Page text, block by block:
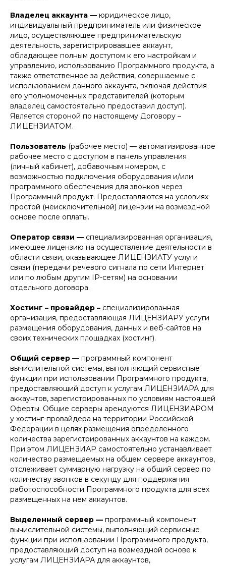
Владелец аккаунта — юридическое лицо,
индивидуальный предприниматель или физическое
лицо, осуществляющее предпринимательскую
деятельность, зарегистрировавшее аккаунт,
обладающее полным доступом к его настройкам и
управлению, использованию Программного продукта, а
также ответственное за действия, совершаемые с
использованием данного аккаунта, включая действия
его уполномоченных представителей (которым
владелец самостоятельно предоставил доступ).
Является стороной по настоящему Договору –
ЛИЦЕНЗИАТОМ.
Пользователь (рабочее место) — автоматизированное
рабочее место с доступом в панель управления
(личный кабинет), добавочным номером, с
возможностью подключения оборудования и/или
программного обеспечения для звонков через
Программный продукт. Предоставляются на условиях
простой (неисключительной) лицензии на возмездной
основе после оплаты.
Оператор связи — специализированная организация,
имеющее лицензию на осуществление деятельности в
области связи, оказывающее ЛИЦЕНЗИАТУ услуги
связи (передачи речевого сигнала по сети Интернет
или по любым другим IP-сетям) на основании
отдельного договора.
Хостинг – провайдер – специализированная
организация, предоставляющая ЛИЦЕНЗИАРУ услуги
размещения оборудования, данных и веб-сайтов на
своих технических площадках (хостинг).
Общий сервер — программный компонент
вычислительной системы, выполняющий сервисные
функции при использовании Программного продукта,
предоставляющий доступ к услугам ЛИЦЕНЗИАРА для
аккаунтов, зарегистрированных по условиям настоящей
Оферты. Общие серверы арендуются ЛИЦЕНЗИАРОМ
у хостинг-провайдера на территории Российской
Федерации в целях размещения определенного
количества зарегистрированных аккаунтов на каждом.
При этом ЛИЦЕНЗИАР самостоятельно устанавливает
количество размещаемых на общем сервере аккаунтов,
отслеживает суммарную нагрузку на общий сервер по
количеству звонков в секунду для поддержания
работоспособности Программного продукта для всех
размещенных на нем аккаунтов.
Выделенный сервер — программный компонент
вычислительной системы, выполняющий сервисные
функции при использовании Программного продукта,
предоставляющий доступ на возмездной основе к
услугам ЛИЦЕНЗИАРА для аккаунтов,